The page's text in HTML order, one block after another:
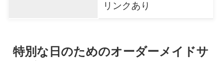
リンクあり
特別な日のためのオーダーメイドサ